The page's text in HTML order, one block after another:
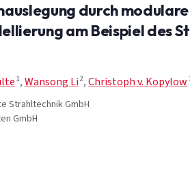
durch
am Beispiel des
1,Wansong Li2,Christoph v. Kopylow
Strahltechnik GmbH
GmbH